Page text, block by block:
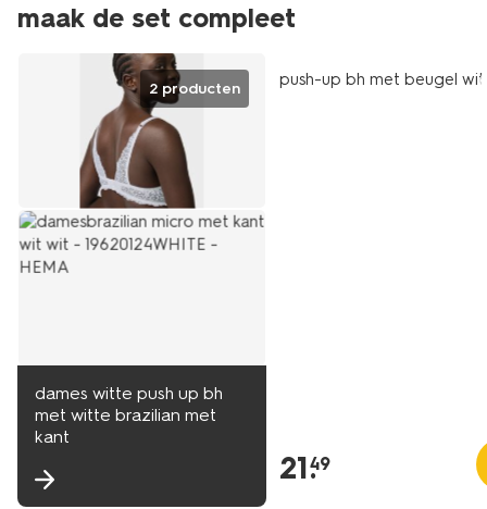
maak de set compleet
2 producten
dames witte push up bh
met witte brazilian met
kant
push-up bh met beugel wit
21.
49